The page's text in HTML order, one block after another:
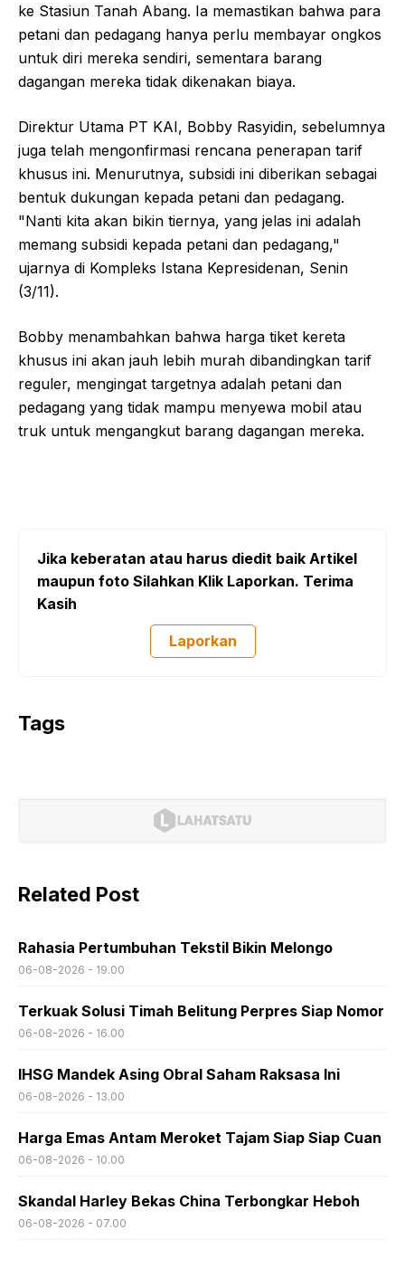
ke Stasiun Tanah Abang. Ia memastikan bahwa para
petani dan pedagang hanya perlu membayar ongkos
untuk diri mereka sendiri, sementara barang
dagangan mereka tidak dikenakan biaya.
Direktur Utama PT KAI, Bobby Rasyidin, sebelumnya
juga telah mengonfirmasi rencana penerapan tarif
khusus ini. Menurutnya, subsidi ini diberikan sebagai
bentuk dukungan kepada petani dan pedagang.
"Nanti kita akan bikin tiernya, yang jelas ini adalah
memang subsidi kepada petani dan pedagang,"
ujarnya di Kompleks Istana Kepresidenan, Senin
(3/11).
Bobby menambahkan bahwa harga tiket kereta
khusus ini akan jauh lebih murah dibandingkan tarif
reguler, mengingat targetnya adalah petani dan
pedagang yang tidak mampu menyewa mobil atau
truk untuk mengangkut barang dagangan mereka.
Jika keberatan atau harus diedit baik Artikel
maupun foto Silahkan Klik Laporkan. Terima
Kasih
Laporkan
Tags
Related Post
Rahasia Pertumbuhan Tekstil Bikin Melongo
06-08-2026 - 19.00
Terkuak Solusi Timah Belitung Perpres Siap Nomor
06-08-2026 - 16.00
IHSG Mandek Asing Obral Saham Raksasa Ini
06-08-2026 - 13.00
Harga Emas Antam Meroket Tajam Siap Siap Cuan
06-08-2026 - 10.00
Skandal Harley Bekas China Terbongkar Heboh
06-08-2026 - 07.00